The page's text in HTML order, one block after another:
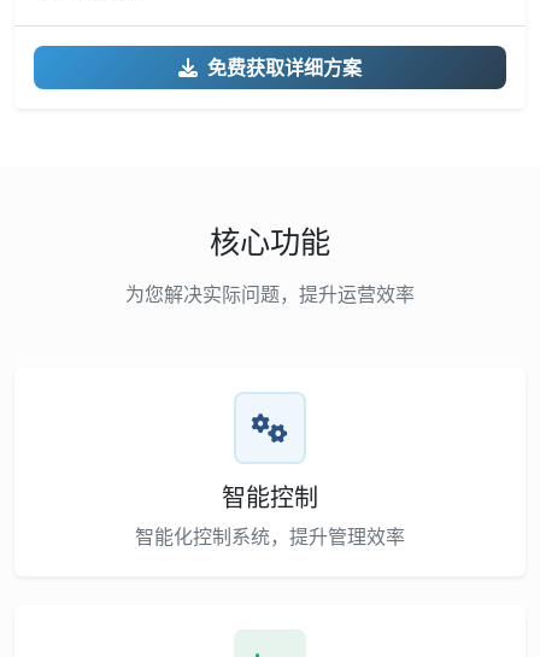
免费获取详细方案
核心功能
为您解决实际问题，提升运营效率
智能控制
智能化控制系统，提升管理效率